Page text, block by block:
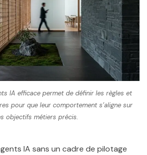
IA efficace permet de définir les règles et
pour que leur comportement s’aligne sur
objectifs métiers précis.
IA sans un cadre de pilotage